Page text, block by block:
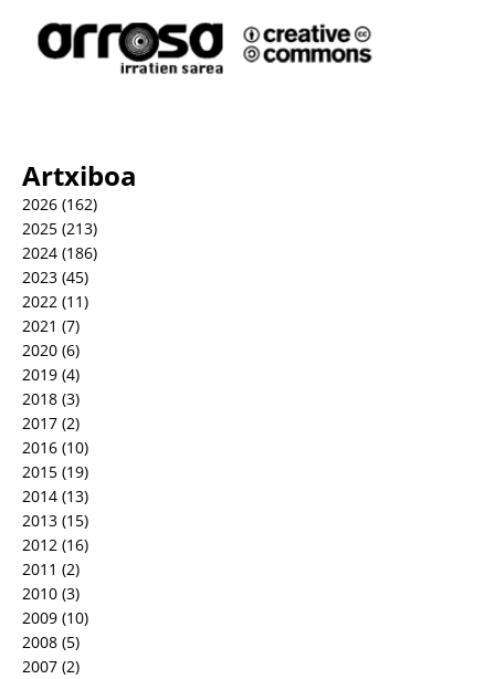
Artxiboa
2026 (162)
2025 (213)
2024 (186)
2023 (45)
2022 (11)
2021 (7)
2020 (6)
2019 (4)
2018 (3)
2017 (2)
2016 (10)
2015 (19)
2014 (13)
2013 (15)
2012 (16)
2011 (2)
2010 (3)
2009 (10)
2008 (5)
2007 (2)